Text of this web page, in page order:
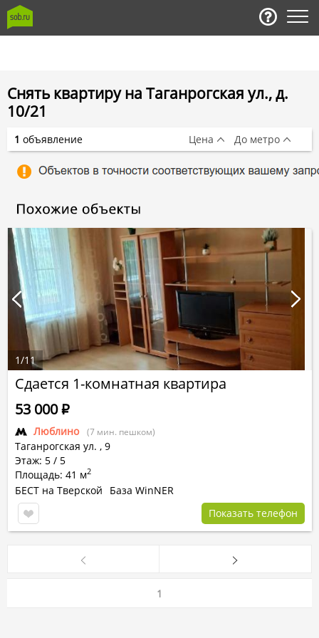
Снять квартиру на Таганрогская ул., д.
10/21
Сдается 1-комнатная квартира
Люблино (7 мин. пешком)
Таганрогская ул. , 9
Этаж: 5 / 5
Площадь: 41 м2
53 000Р
БЕСТ на Тверской
База WinNER
Показать телефон
1/11
1 объявление Цена До метро
1